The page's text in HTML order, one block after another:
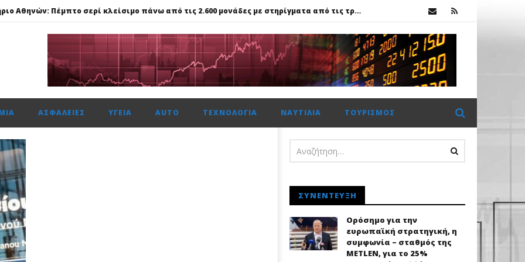
Χρηματιστήριο Αθηνών: Πέμπτο σερί κλείσιμο πάνω από τις 2.600 μονάδες με στηρίγματα από τις τράπεζες
φορά πάνω από 2 εκατ. επιβάτες τον Ιούλιο
Cenergy άνοδο 3,21%, Metlen 2,88%, στις 2.608 μον. τζίρο 320 εκ.
Χρηματιστήριο Αθηνών: Πέμπτο σερί κλείσιμο πάνω από τις 2.600 μονάδες με στηρίγματα από τις τράπεζες
ΑΣΦΆΛΕΙΕΣ ΥΓΕΊΑ AUTO ΤΕΧΝΟΛΟΓΊΑ ΝΑΥΤΙΛΊΑ ΤΟΥΡΙΣΜΌΣ
ΣΥΝΈΝΤΕΥΞΗ
Ορόσημο για την
ευρωπαϊκή στρατηγική, η
συμφωνία – σταθμός της
METLEN, για το 25%